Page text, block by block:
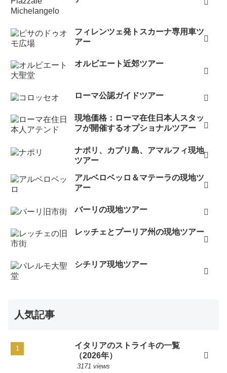
フィレンツェ発トスカーナ専用車ツ
アー
オルビエート近郊ツアー
ローマ公認ガイドツアー
現地価格：ローマ在住日本人スタッ
フが開催するオプショナルツアー
ナポリ、カプリ島、アマルフィ現地
ツアー
アルベロベッロ＆マテーラの現地ツ
アー
バーリの現地ツアー
レッチェとプーリア州の現地ツアー
シチリア現地ツアー
人気記事
イタリアのストライキの一覧
（2026年）
3171 views